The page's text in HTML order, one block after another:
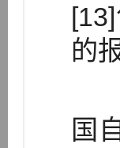
的
国